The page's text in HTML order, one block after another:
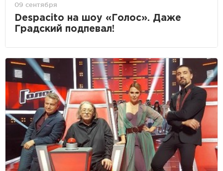
09 сентября
Despacito на шоу «Голос». Даже
Градский подпевал!